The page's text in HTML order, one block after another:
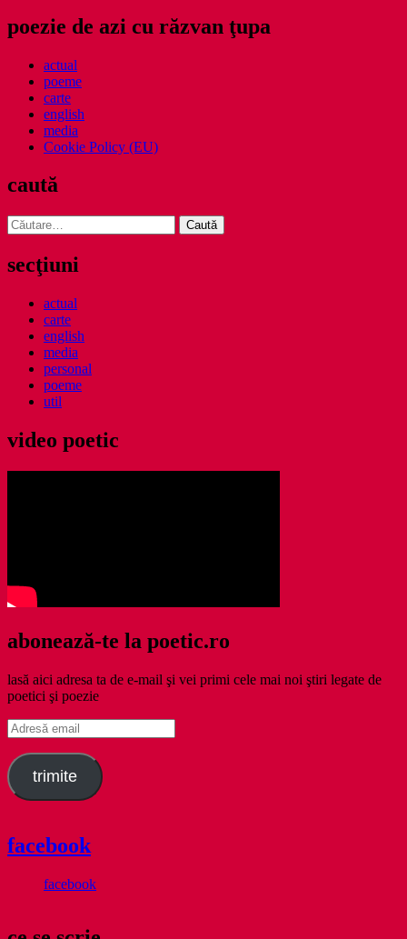
poezie de azi cu răzvan ţupa
actual
poeme
carte
english
media
Cookie Policy (EU)
caută
Caută
după:
secţiuni
actual
carte
english
media
personal
poeme
util
video poetic
abonează-te la poetic.ro
lasă aici adresa ta de e-mail şi vei primi cele mai noi ştiri legate de
poetici şi poezie
Adresă
email
trimite
facebook
facebook